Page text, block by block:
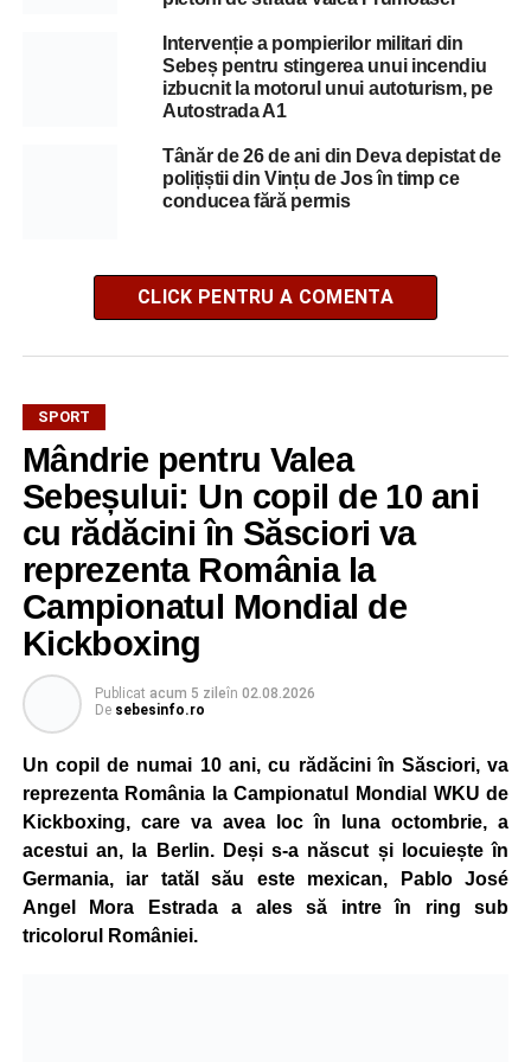
Intervenție a pompierilor militari din
Sebeș pentru stingerea unui incendiu
izbucnit la motorul unui autoturism, pe
Autostrada A1
Tânăr de 26 de ani din Deva depistat de
polițiștii din Vințu de Jos în timp ce
conducea fără permis
CLICK PENTRU A COMENTA
SPORT
Mândrie pentru Valea
Sebeșului: Un copil de 10 ani
cu rădăcini în Săsciori va
reprezenta România la
Campionatul Mondial de
Kickboxing
Publicat acum 5 zileîn 02.08.2026
De sebesinfo.ro
Un copil de numai 10 ani, cu rădăcini în Săsciori, va
reprezenta România la Campionatul Mondial WKU de
Kickboxing, care va avea loc în luna octombrie, a
acestui an, la Berlin. Deși s-a născut și locuiește în
Germania, iar tatăl său este mexican, Pablo José
Angel Mora Estrada a ales să intre în ring sub
tricolorul României.